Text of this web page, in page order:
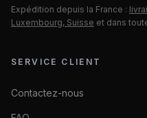
Expédition depuis la France :
Luxembourg, Suisse et dans
SERVICE CLIENT
Contactez-nous